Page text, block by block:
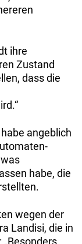
ihre
Zustand
dass die
angeblich
habe, die
wegen der
Landisi, die in